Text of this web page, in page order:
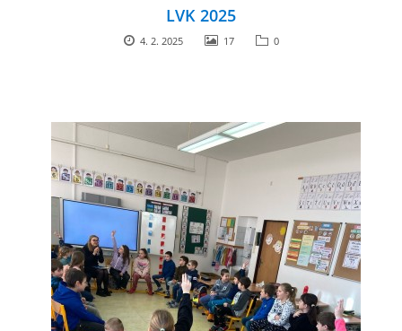
LVK 2025
4. 2. 2025 17 0